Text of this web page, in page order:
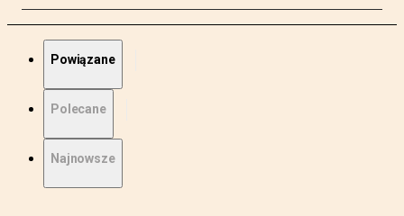
Powiązane
Polecane
Najnowsze